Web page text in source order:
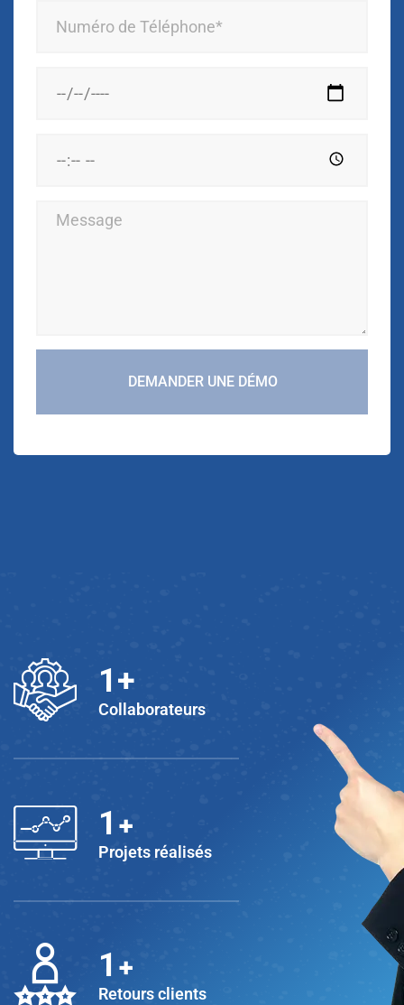
DEMANDER UNE DÉMO
1+
Collaborateurs
1 +
Projets réalisés
1 +
Retours clients